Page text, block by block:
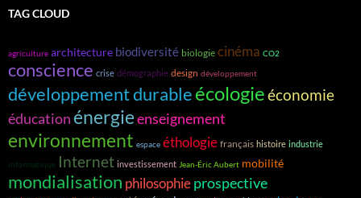
TAG CLOUD
agriculture architecture biodiversité biologie cinéma CO2
conscience crise démographie design développement
développement durableécologieéconomie
éducationénergieenseignement
environnement espace éthologie français histoire industrie
informatique Internet investissement Jean-Éric Aubert mobilité
mondialisation philosophieprospective